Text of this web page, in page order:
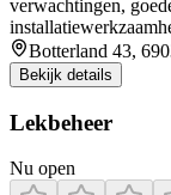
verwachtingen,
Botterland 43,
Bekijk details
Lekbeheer
Nu open